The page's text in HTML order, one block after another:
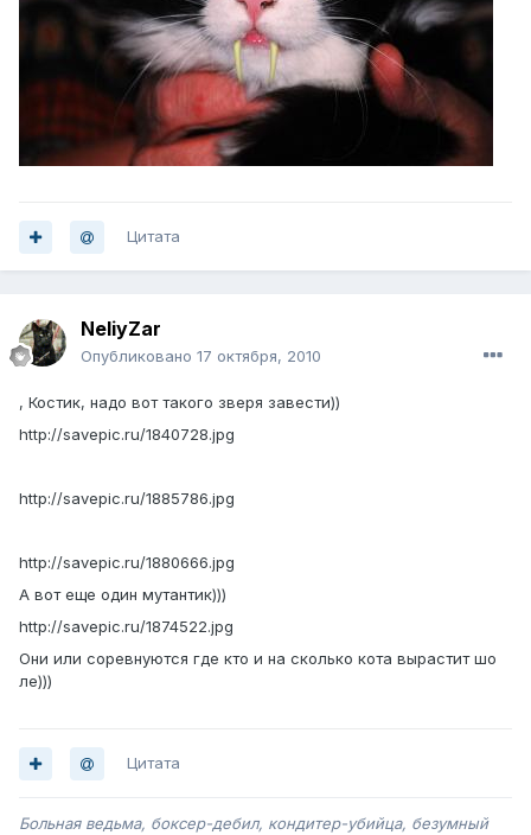
Цитата
NeliyZar
Опубликовано 17 октября, 2010
, Костик, надо вот такого зверя завести))
http://savepic.ru/1840728.jpg
http://savepic.ru/1885786.jpg
http://savepic.ru/1880666.jpg
А вот еще один мутантик)))
http://savepic.ru/1874522.jpg
Они или соревнуются где кто и на сколько кота вырастит шо
ле)))
Цитата
Больная ведьма, боксер-дебил, кондитер-убийца, безумный